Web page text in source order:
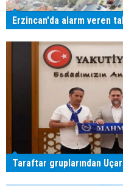
Erzincan'da alarm veren
Taraftar gruplarından